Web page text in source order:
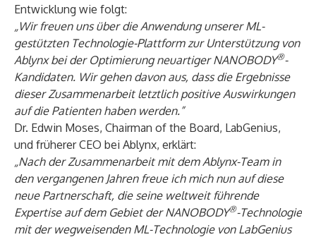
Entwicklung wie folgt:
„Wir freuen uns über die Anwendung unserer ML-
gestützten Technologie-Plattform zur Unterstützung von
Ablynx bei der Optimierung neuartiger NANOBODY®-
Kandidaten. Wir gehen davon aus, dass die Ergebnisse
dieser Zusammenarbeit letztlich positive Auswirkungen
auf die Patienten haben werden.”
Dr. Edwin Moses, Chairman of the Board, LabGenius,
und früherer CEO bei Ablynx, erklärt:
„Nach der Zusammenarbeit mit dem Ablynx-Team in
den vergangenen Jahren freue ich mich nun auf diese
neue Partnerschaft, die seine weltweit führende
Expertise auf dem Gebiet der NANOBODY®-Technologie
mit der wegweisenden ML-Technologie von LabGenius